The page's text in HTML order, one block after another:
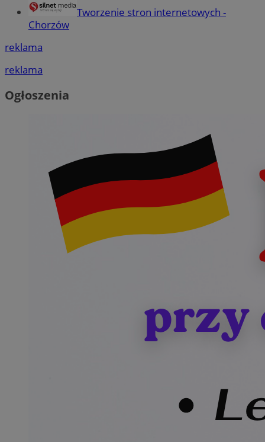
Tworzenie stron internetowych -
Chorzów
reklama
reklama
Ogłoszenia